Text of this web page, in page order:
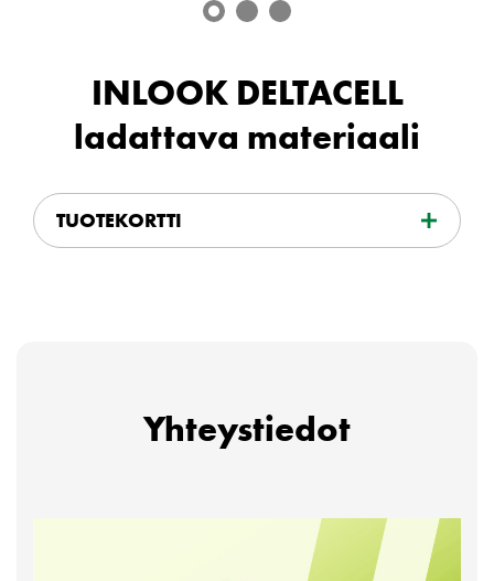
INLOOK DELTACELL
ladattava materiaali
TUOTEKORTTI
Yhteystiedot